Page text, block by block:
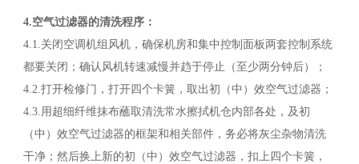
4.空气过滤器的清洗程序：
4.1.关闭空调机组风机，确保机房和集中控制面板两套控制系统
都要关闭；确认风机转速减慢并趋于停止（至少两分钟后）；
4.2.打开检修门，打开四个卡簧，取出初（中）效空气过滤器；
4.3.用超细纤维抹布蘸取清洗常水擦拭机仓内部各处，及初
（中）效空气过滤器的框架和相关部件，务必将灰尘杂物清洗
干净；然后换上新的初（中）效空气过滤器，扣上四个卡簧，